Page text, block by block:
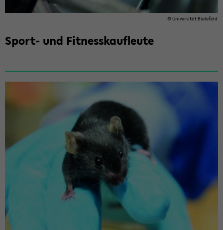
© Uni­ver­si­tät Bie­le­feld
Sport-​ und Fit­ness­kauf­leu­te